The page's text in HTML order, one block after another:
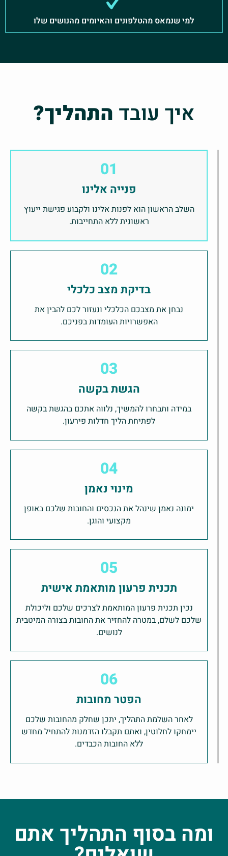
למי שנמאס מהטלפונים והאיומים מהנושים שלו
איך עובד התהליך?
01
פנייה אלינו
השלב הראשון הוא לפנות אלינו ולקבוע פגישת ייעוץ
ראשונית ללא התחייבות.
02
בדיקת מצב כלכלי
נבחן את מצבכם הכלכלי ונעזור לכם להבין את
האפשרויות העומדות בפניכם.
03
הגשת בקשה
במידה ותבחרו להמשיך, נלווה אתכם בהגשת בקשה
לפתיחת הליך חדלות פירעון.
04
מינוי נאמן
ימונה נאמן שינהל את הנכסים והחובות שלכם באופן
מקצועי והוגן.
05
תכנית פרעון מותאמת אישית
נכין תכנית פרעון המותאמת לצרכים שלכם וליכולת
שלכם לשלם, במטרה להחזיר את החובות בצורה המיטבית
לנושים.
06
הפטר מחובות
לאחר השלמת התהליך, יתכן שחלק מהחובות שלכם
יימחקו לחלוטין, ואתם תקבלו הזדמנות להתחיל מחדש
ללא החובות הכבדים.
ומה בסוף התהליך אתם